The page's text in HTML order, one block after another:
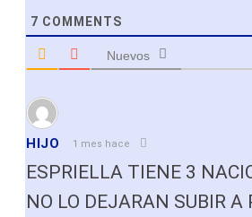
7 COMMENTS
Nuevos
HIJO 1 mes hace
ESPRIELLA TIENE 3
NO LO DEJARAN SUBIR A